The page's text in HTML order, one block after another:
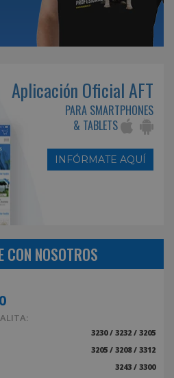
Aplicación Oficial AFT
PARA SMARTPHONES
& TABLETS
INFÓRMATE AQUÍ
CON NOSOTROS
3230 / 3232 / 3205
3205 / 3208 / 3312
3243 / 3300